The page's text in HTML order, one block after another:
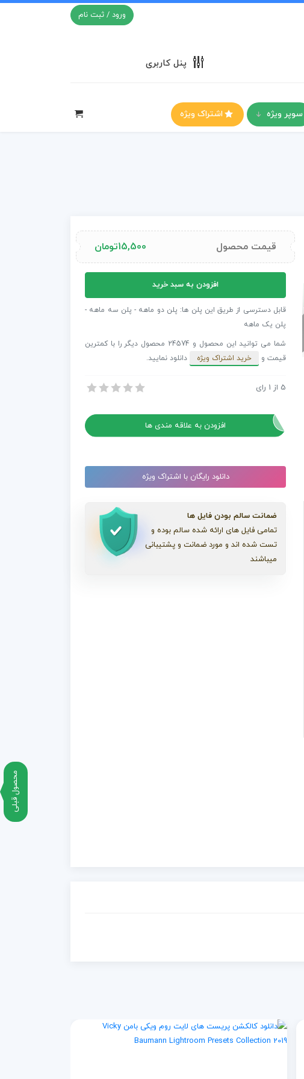
ورود / ثبت نام
پنل کاربری
سوپر ویژه اشتراک ویژه
محصول قبلی
قیمت محصول 15,500تومان
پریست
ترانزیشن
In4inity
افزودن به سبد خرید
قابل دسترسی از طریق این پلن ها: پلن دو ماهه - پلن سه ماهه -
پلن یک ماهه
شما می توانید این محصول و 24574 محصول دیگر را با کمترین
قیمت و
خرید اشتراک ویژه دانلود نمایید.
دانلود مجموعه پریست ترانزیشن پریمیر پرو In4inity
5 از 1 رای
افزودن به علاقه مندی ها
دانلود رایگان با اشتراک ویژه
ضمانت سالم بودن فایل ها
تمامی فایل های ارائه شده سالم بوده و
تست شده اند و مورد ضمانت و پشتیبانی
میباشند